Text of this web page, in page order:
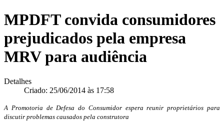
MPDFT convida consumidores
prejudicados pela empresa
MRV para audiência
Detalhes
Criado: 25/06/2014 às 17:58
A Promotoria de Defesa do Consumidor espera reunir proprietários para
discutir problemas causados pela construtora